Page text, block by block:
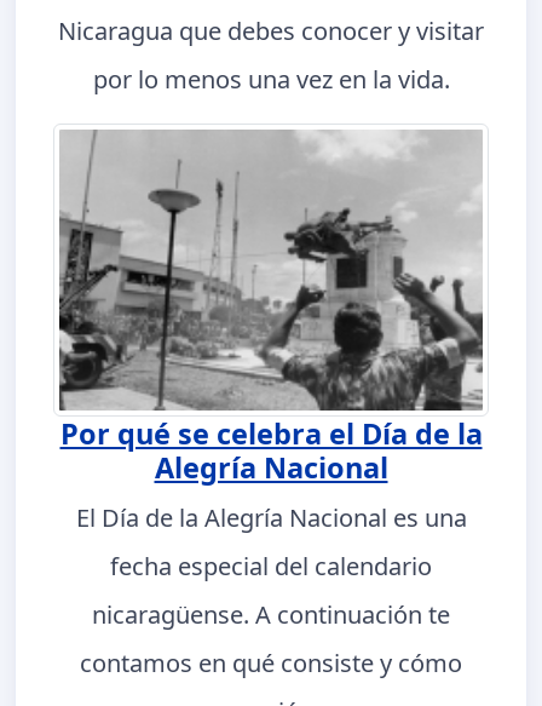
Nicaragua que debes conocer y visitar
por lo menos una vez en la vida.
Por qué se celebra el Día de la
Alegría Nacional
El Día de la Alegría Nacional es una
fecha especial del calendario
nicaragüense. A continuación te
contamos en qué consiste y cómo